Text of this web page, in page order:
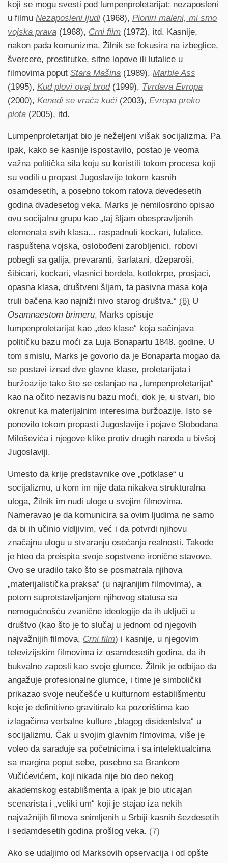
koji se mogu svesti pod lumpenproletarijat: nezaposleni
u filmu Nezaposleni ljudi (1968), Pioniri maleni, mi smo
vojska prava (1968), Crni film (1972), itd. Kasnije,
nakon pada komunizma, Žilnik se fokusira na izbeglice,
švercere, prostitutke, sitne lopove ili lutalice u
filmovima poput Stara Mašina (1989), Marble Ass
(1995), Kud plovi ovaj brod(1999), Tvrđava Evropa
(2000), Kenedi se vraća kući (2003), Evropa preko
plota (2005), itd.
Lumpenproletarijat bio je neželjeni višak socijalizma. Pa
ipak, kako se kasnije ispostavilo, postao je veoma
važna politička sila koju su koristili tokom procesa koji
su vodili u propast Jugoslavije tokom kasnih
osamdesetih, a posebno tokom ratova devedesetih
godina dvadesetog veka. Marks je nemilosrdno opisao
ovu socijalnu grupu kao „taj šljam obespravljenih
elemenata svih klasa... raspadnuti kockari, lutalice,
raspuštena vojska, oslobođeni zarobljenici, robovi
pobegli sa galija, prevaranti, šarlatani, džeparoši,
šibicari, kockari, vlasnici bordela, kotlokrpe, prosjaci,
opasna klasa, društveni šljam, ta pasivna masa koja
truli bačena kao najniži nivo starog društva.“ (6) U
Osamnaestom brimeru, Marks opisuje
lumpenproletarijat kao „deo klase“ koja sačinjava
političku bazu moći za Luja Bonapartu 1848. godine. U
tom smislu, Marks je govorio da je Bonaparta mogao da
se postavi iznad dve glavne klase, proletarijata i
buržoazije tako što se oslanjao na „lumpenproletarijat“
kao na očito nezavisnu bazu moći, dok je, u stvari, bio
okrenut ka materijalnim interesima buržoazije. Isto se
ponovilo tokom propasti Jugoslavije i pojave Slobodana
Miloševića i njegove klike protiv drugih naroda u bivšoj
Jugoslaviji.
Umesto da krije predstavnike ove „potklase“ u
socijalizmu, u kom im nije data nikakva strukturalna
uloga, Žilnik im nudi uloge u svojim filmovima.
Nameravao je da komunicira sa ovim ljudima ne samo
da bi ih učinio vidljivim, već i da potvrdi njihovu
značajnu ulogu u stvaranju osećanja realnosti. Takođe
je hteo da preispita svoje sopstvene ironične stavove.
Ovo se uradilo tako što se posmatrala njihova
„materijalistička praksa“ (u najranijim filmovima), a
potom suprotstavljanjem njihovog statusa sa
nemogućnošću zvanične ideologije da ih uključi u
društvo (kao što je to slučaj u jednom od njegovih
najvažnijih filmova, Crni film) i kasnije, u njegovim
televizijskim filmovima iz osamdesetih godina, da ih
bukvalno zaposli kao svoje glumce. Žilnik je odbijao da
angažuje profesionalne glumce, i time je simbolički
prikazao svoje neučešće u kulturnom establišmentu
koje je definitivno gravitiralo ka pozorištima kao
izlagačima verbalne kulture „blagog disidentstva“ u
socijalizmu. Čak u svojim glavnim flmovima, više je
voleo da sarađuje sa početnicima i sa intelektualcima
sa margina poput sebe, posebno sa Brankom
Vučićevićem, koji nikada nije bio deo nekog
akademskog establišmenta a ipak je bio uticajan
scenarista i „veliki um“ koji je stajao iza nekih
najvažnijih filmova snimljenih u Srbiji kasnih šezdesetih
i sedamdesetih godina prošlog veka. (7)
Ako se udaljimo od Marksovih opservacija i od opšte